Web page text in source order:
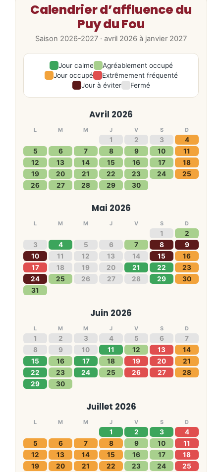
Calendrier d’affluence du
Puy du Fou
Saison 2026-2027 · avril 2026 à janvier 2027
Jour calme
Agréablement occupé
Jour occupé
Extrêmement fréquenté
Jour à éviter
Fermé
Avril 2026
L M M J V S D
1 2 3
4
5
6 7 8 9 10
11
12
13 14 15 16 17
18
19
20 21 22 23 24
25
26
27 28 29 30
Mai 2026
L M M J V S D
1
2
3
4 5 6 7 8
9
10
11 12 13 14 15
16
17
18 19 20 21 22
23
24
25 26 27 28 29
30
31
Juin 2026
L M M J V S D
1 2 3 4 5 6
7
8
9 10 11 12 13
14
15
16 17 18 19 20
21
22
23 24 25 26 27
28
29
30
Juillet 2026
L M M J V S D
1 2 3
4
5
6 7 8 9 10
11
12
13 14 15 16 17
18
19
20 21 22 23 24
25